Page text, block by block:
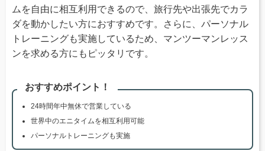
ムを自由に相互利用できるので、旅行先や出張先でカラ
ダを動かしたい方におすすめです。さらに、パーソナル
トレーニングも実施しているため、マンツーマンレッス
ンを求める方にもピッタリです。
おすすめポイント！
24時間年中無休で営業している
世界中のエニタイムを相互利用可能
パーソナルトレーニングも実施